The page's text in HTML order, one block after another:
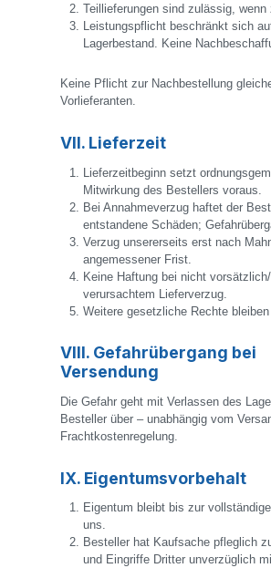
Teillieferungen sind zulässig, wenn
Leistungspflicht beschränkt sich
Lagerbestand. Keine
Keine Pflicht zur Nachbestellung
Vorlieferanten.
VII. Lieferzeit
Lieferzeitbeginn setzt
Mitwirkung des Bestellers voraus.
Bei Annahmeverzug haftet der
entstandene Schäden;
Verzug unsererseits erst nach
angemessener Frist.
Keine Haftung bei nicht
verursachtem Lieferverzug.
Weitere gesetzliche Rechte bleiben
VIII. Gefahrübergang bei
Versendung
Die Gefahr geht mit Verlassen des
Besteller über – unabhängig vom
Frachtkostenregelung.
IX. Eigentumsvorbehalt
Eigentum bleibt bis zur
uns.
Besteller hat Kaufsache pfleglich
und Eingriffe Dritter unverzüglich